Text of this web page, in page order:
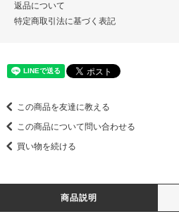
返品について
特定商取引法に基づく表記
この商品を友達に教える
この商品について問い合わせる
買い物を続ける
商品説明